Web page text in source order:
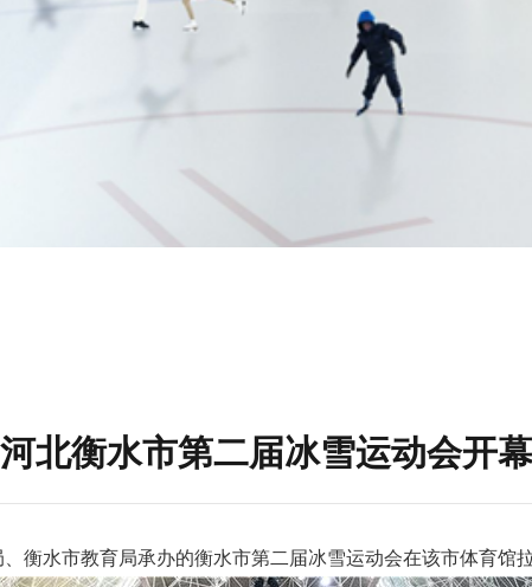
河北衡水市第二届冰雪运动会开幕
衡水市教育局承办的衡水市第二届冰雪运动会在该市体育馆拉